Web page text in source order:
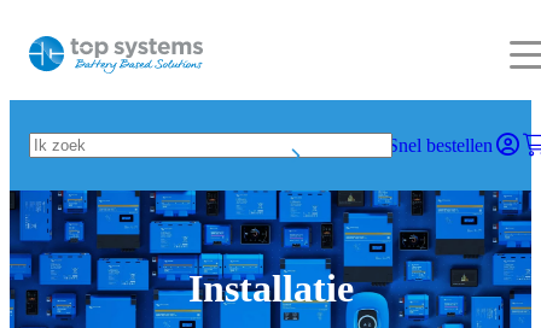
Snel bestellen
Installatie